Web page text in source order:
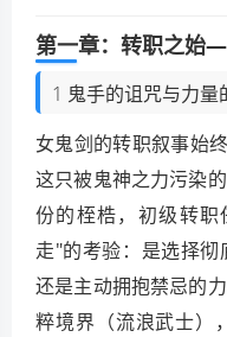
第一章：转职之始
1 鬼手的诅咒与力量
女鬼剑的转职叙事始
这只被鬼神之力污染
份的桎梏，初级转
走"的考验：是选择彻
还是主动拥抱禁忌的
粹境界（流浪武士）